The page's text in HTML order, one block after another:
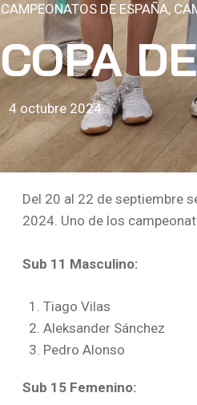
CAMPEONATOS DE ESPAÑA,
COPA
4 octubre 2024
Del 20 al 22 de septiembre
2024. Uno de los
Sub 11 Masculino:
Tiago Vilas
Aleksander Sánchez
Pedro Alonso
Sub 15 Femenino: